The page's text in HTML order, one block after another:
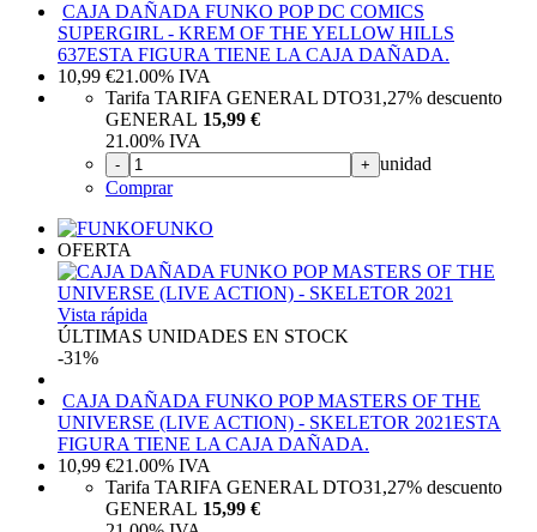
CAJA DAÑADA FUNKO POP DC COMICS
SUPERGIRL - KREM OF THE YELLOW HILLS
637ESTA FIGURA TIENE LA CAJA DAÑADA.
10,99 €21.00% IVA
Tarifa TARIFA GENERAL DTO31,27% descuento
GENERAL 15,99 €
21.00% IVA
- + unidad
Comprar
FUNKO
OFERTA
Vista rápida
ÚLTIMAS UNIDADES EN STOCK
-31%
CAJA DAÑADA FUNKO POP MASTERS OF THE
UNIVERSE (LIVE ACTION) - SKELETOR 2021ESTA
FIGURA TIENE LA CAJA DAÑADA.
10,99 €21.00% IVA
Tarifa TARIFA GENERAL DTO31,27% descuento
GENERAL 15,99 €